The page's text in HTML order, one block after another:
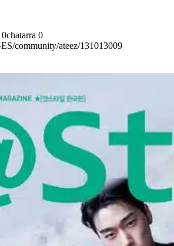
0chatarra 0
community/ateez/131013009